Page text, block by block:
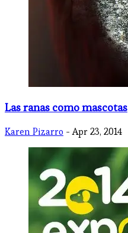
Las ranas como mascotas
Karen Pizarro - Apr 23, 2014